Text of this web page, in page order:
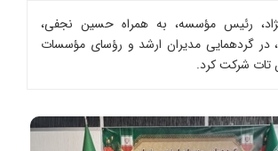
رئیس مؤسسه، به همراه حسین نجفی،
در گردهمایی مدیران ارشد و رؤسای مؤسسات
تات شرکت کرد.